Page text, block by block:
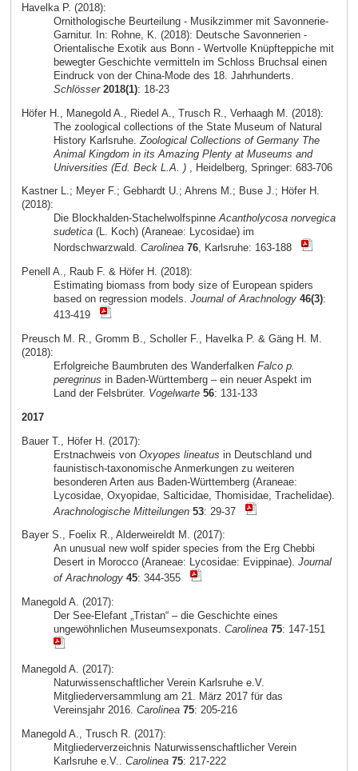
Havelka P. (2018):
Ornithologische Beurteilung - Musikzimmer mit Savonnerie-
Garnitur. In: Rohne, K. (2018): Deutsche Savonnerien -
Orientalische Exotik aus Bonn - Wertvolle Knüpfteppiche mit
bewegter Geschichte vermitteln im Schloss Bruchsal einen
Eindruck von der China-Mode des 18. Jahrhunderts.
Schlösser 2018(1): 18-23
Höfer H., Manegold A., Riedel A., Trusch R., Verhaagh M. (2018):
The zoological collections of the State Museum of Natural
History Karlsruhe. Zoological Collections of Germany The
Animal Kingdom in its Amazing Plenty at Museums and
Universities (Ed. Beck L.A. ), Heidelberg, Springer: 683-706
Kastner L.; Meyer F.; Gebhardt U.; Ahrens M.; Buse J.; Höfer H.
(2018):
Die Blockhalden-StachelwolfspinneAcantholycosa norvegica
sudetica(L. Koch) (Araneae: Lycosidae) im
Nordschwarzwald. Carolinea 76, Karlsruhe: 163-188
Penell A., Raub F. & Höfer H. (2018):
Estimating biomass from body size of European spiders
based on regression models. Journal of Arachnology 46(3):
413-419
Preusch M. R., Gromm B., Scholler F., Havelka P. & Gäng H. M.
(2018):
Erfolgreiche Baumbruten des Wanderfalken Falco p.
peregrinus in Baden-Württemberg – ein neuer Aspekt im
Land der Felsbrüter. Vogelwarte 56: 131-133
2017
Bauer T., Höfer H. (2017):
Erstnachweis von Oxyopes lineatus in Deutschland und
faunistisch-taxonomische Anmerkungen zu weiteren
besonderen Arten aus Baden-Württemberg (Araneae:
Lycosidae, Oxyopidae, Salticidae, Thomisidae, Trachelidae).
Arachnologische Mitteilungen 53: 29-37
Bayer S., Foelix R., Alderweireldt M. (2017):
An unusual new wolf spider species from the Erg Chebbi
Desert in Morocco (Araneae: Lycosidae: Evippinae). Journal
of Arachnology 45: 344-355
Manegold A. (2017):
Der See-Elefant „Tristan“ – die Geschichte eines
ungewöhnlichen Museumsexponats. Carolinea 75: 147-151
Manegold A. (2017):
Naturwissenschaftlicher Verein Karlsruhe e.V.
Mitgliederversammlung am 21. März 2017 für das
Vereinsjahr 2016. Carolinea 75: 205-216
Manegold A., Trusch R. (2017):
Mitgliederverzeichnis Naturwissenschaftlicher Verein
Karlsruhe e.V.. Carolinea 75: 217-222